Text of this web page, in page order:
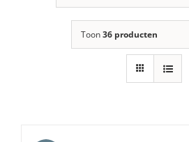
Toon36 producten